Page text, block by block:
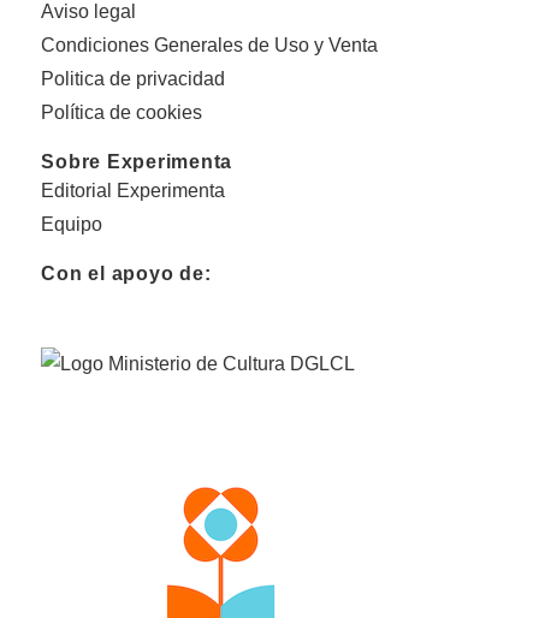
Aviso legal
Condiciones Generales de Uso y Venta
Politica de privacidad
Política de cookies
Sobre Experimenta
Editorial Experimenta
Equipo
Con el apoyo de: